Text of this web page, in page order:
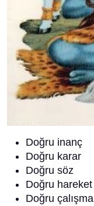
Doğru inanç
Doğru karar
Doğru söz
Doğru hareket
Doğru çalışma